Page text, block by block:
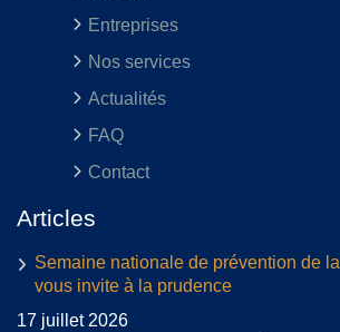
Entreprises
Nos services
Actualités
FAQ
Contact
Articles
Semaine nationale de prévention de
vous invite à la prudence
17 juillet 2026